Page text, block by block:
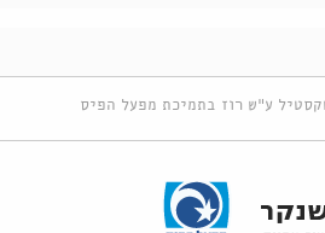
ע"ש רוז בתמיכת מפעל הפיס